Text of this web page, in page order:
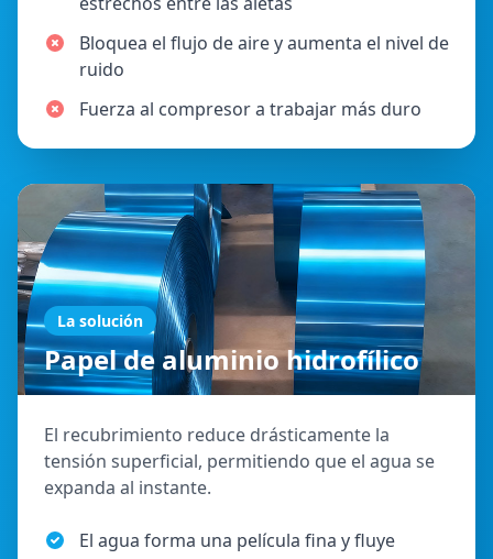
Bloquea el flujo de aire y aumenta el nivel de
ruido
Fuerza al compresor a trabajar más duro
La solución
Papel de aluminio hidrofílico
El recubrimiento reduce drásticamente la
tensión superficial, permitiendo que el agua se
expanda al instante.
El agua forma una película fina y fluye